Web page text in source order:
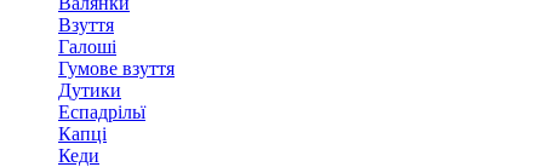
Взуття
Галоші
Гумове взуття
Дутики
Еспадрільї
Капці
Кеди